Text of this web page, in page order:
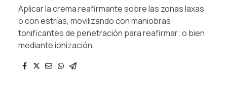
Aplicar la crema reafirmante sobre las zonas laxas
o con estrías, movilizando con maniobras
tonificantes de penetración para reafirmar; o bien
mediante ionización.